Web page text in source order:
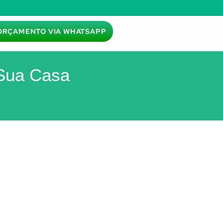
VIA WHATSAPP
Casa